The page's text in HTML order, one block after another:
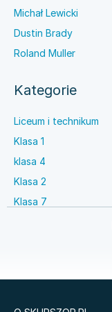
Michał Lewicki
Dustin Brady
Roland Muller
Kategorie
Liceum i technikum
Klasa 1
klasa 4
Klasa 2
Klasa 7